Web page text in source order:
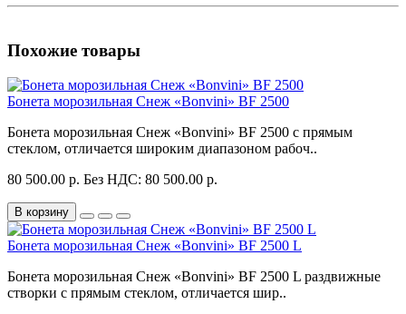
Похожие товары
Бонета морозильная Снеж «Bonvini» BF 2500
Бонета морозильная Снеж «Bonvini» BF 2500 с прямым
стеклом, отличается широким диапазоном рабоч..
80 500.00 р. Без НДС: 80 500.00 р.
В корзину
Бонета морозильная Снеж «Bonvini» BF 2500 L
Бонета морозильная Снеж «Bonvini» BF 2500 L раздвижные
створки с прямым стеклом, отличается шир..